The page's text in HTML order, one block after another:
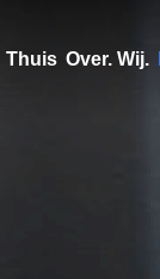
Thuis Over. Wij.